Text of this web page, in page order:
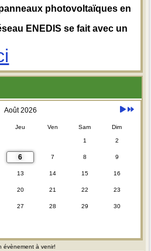
photovoltaïques en
ENEDIS se fait avec un
Août 2026
Jeu Ven Sam Dim
1 2
6 7 8 9
13 14 15 16
20 21 22 23
27 28 29 30
évènement à venir!